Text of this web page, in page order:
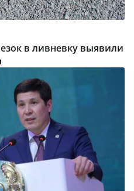
в ливневку выявили